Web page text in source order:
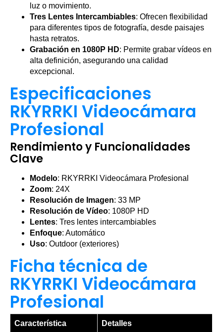
luz o movimiento.
Tres Lentes Intercambiables: Ofrecen flexibilidad
para diferentes tipos de fotografía, desde paisajes
hasta retratos.
Grabación en 1080P HD: Permite grabar vídeos en
alta definición, asegurando una calidad
excepcional.
Especificaciones
RKYRRKI Videocámara
Profesional
Rendimiento y Funcionalidades
Clave
Modelo: RKYRRKI Videocámara Profesional
Zoom: 24X
Resolución de Imagen: 33 MP
Resolución de Vídeo: 1080P HD
Lentes: Tres lentes intercambiables
Enfoque: Automático
Uso: Outdoor (exteriores)
Ficha técnica de
RKYRRKI Videocámara
Profesional
Característica Detalles